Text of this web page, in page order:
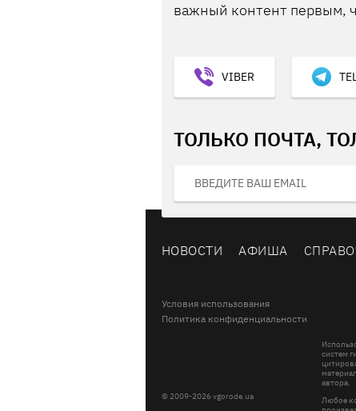
важный контент первым,
VIBER
ТОЛЬКО ПОЧТА,
НОВОСТИ АФИША
Условия использования
Политика конфиденциальности
© 2009-2026 vgorode.ua
систем
автора.
Любое